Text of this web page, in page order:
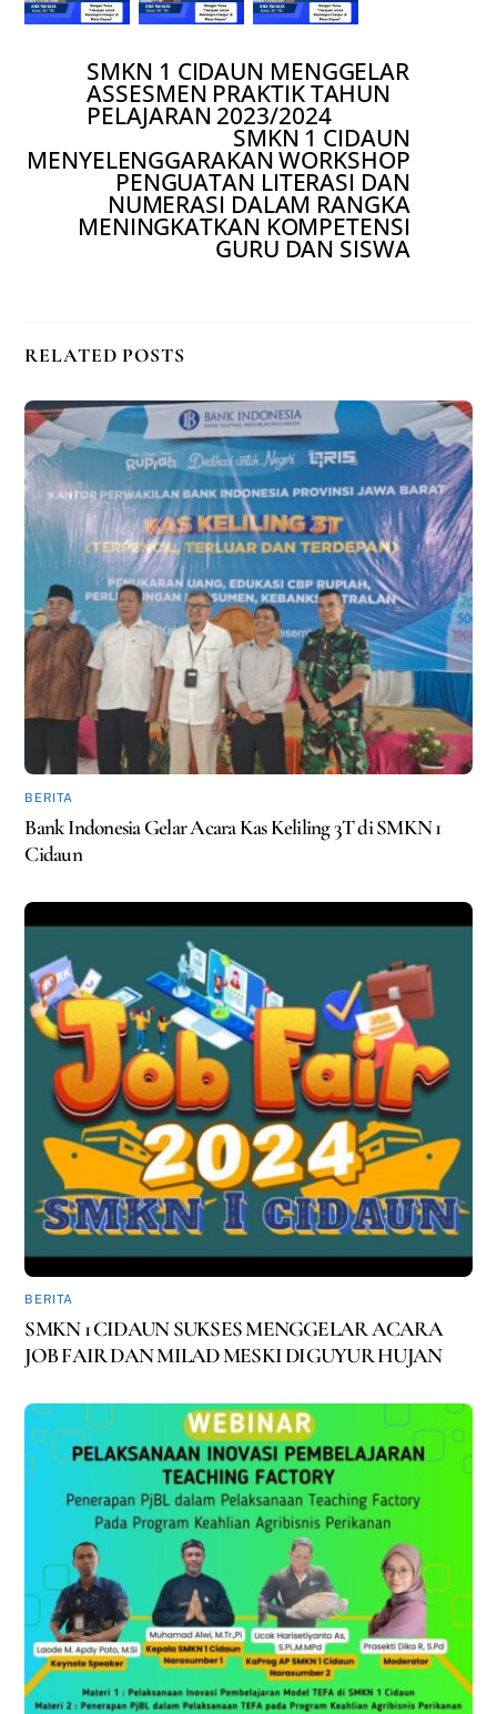
SMKN 1 CIDAUN MENGGELAR
ASSESMEN PRAKTIK TAHUN
PELAJARAN 2023/2024
SMKN 1 CIDAUN
MENYELENGGARAKAN WORKSHOP
PENGUATAN LITERASI DAN
NUMERASI DALAM RANGKA
MENINGKATKAN KOMPETENSI
GURU DAN SISWA
RELATED POSTS
BERITA
Bank Indonesia Gelar Acara Kas Keliling 3T di SMKN 1
Cidaun
BERITA
SMKN 1 CIDAUN SUKSES MENGGELAR ACARA
JOB FAIR DAN MILAD MESKI DIGUYUR HUJAN